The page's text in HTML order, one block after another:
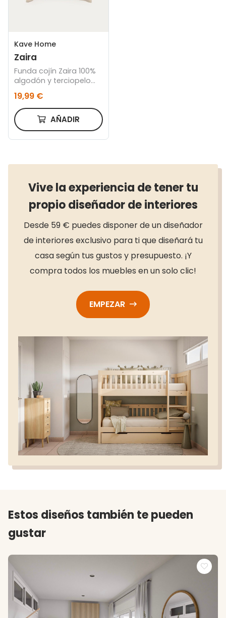
Kave Home
Zaira
Funda cojín Zaira 100%
algodón y terciopelo
blanco 45 x 45 cm
19,99 €
AÑADIR
Vive la experiencia de tener tu
propio diseñador de interiores
Desde 59 € puedes disponer de un diseñador
de interiores exclusivo para ti que diseñará tu
casa según tus gustos y presupuesto. ¡Y
compra todos los muebles en un solo clic!
EMPEZAR
Estos diseños también te pueden
gustar